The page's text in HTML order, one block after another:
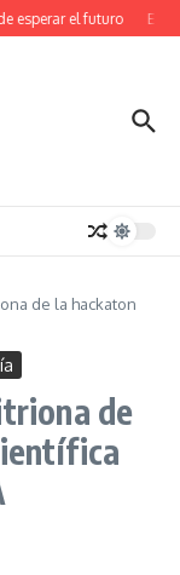
esperar el futuro El
de la hackaton
de